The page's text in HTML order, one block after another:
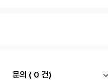
문의 ( 0 건)